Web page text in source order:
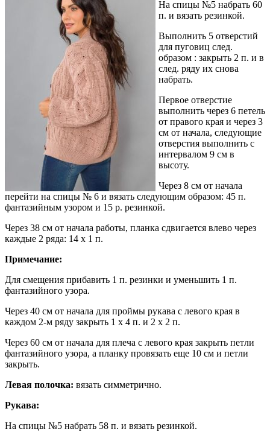
На спицы №5 набрать 60
п. и вязать резинкой.
Выполнить 5 отверстий
для пуговиц след.
образом : закрыть 2 п. и в
след. ряду их снова
набрать.
Первое отверстие
выполнить через 6 петель
от правого края и через 3
см от начала, следующие
отверстия выполнить с
интервалом 9 см в
высоту.
Через 8 см от начала
перейти на спицы № 6 и вязать следующим образом: 45 п.
фантазийным узором и 15 р. резинкой.
Через 38 см от начала работы, планка сдвигается влево через
каждые 2 ряда: 14 х 1 п.
Примечание:
Для смещения прибавить 1 п. резинки и уменьшить 1 п.
фантазийного узора.
Через 40 см от начала для проймы рукава с левого края в
каждом 2-м ряду закрыть 1 х 4 п. и 2 х 2 п.
Через 60 см от начала для плеча с левого края закрыть петли
фантазийного узора, а планку провязать еще 10 см и петли
закрыть.
Левая полочка: вязать симметрично.
Рукава:
На спицы №5 набрать 58 п. и вязать резинкой.